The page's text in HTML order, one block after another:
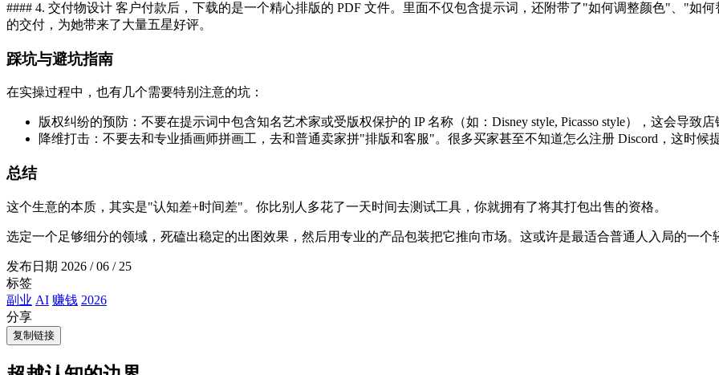
#### 4. 交付物设计 客户付款后，下载的是一个精心排版的 PDF 文件。里面不仅包含提示词，还附带了"如何调整颜色"、"如
的交付，为她带来了大量五星好评。
踩坑与避坑指南
在实操过程中，也有几个需要特别注意的坑：
版权纠纷的预防：不要在提示词中包含知名艺术家或受版权保护的 IP 名称（如：Disney style, Picasso style），这会导致店
降维打击：不要去和专业插画师拼画工，去和普通卖家拼"排版和客服"。很多买家甚至不知道怎么注册 Discord，这时候
总结
这个生意的本质，其实是"认知差+时间差"。你比别人多花了一天时间去测试工具，你就拥有了将其打包出售的资格。
选定一个足够细分的领域，死磕出稳定的出图效果，然后用专业的产品包装把它推向市场。这或许是最适合普通人入局的一个
发布日期 2026 / 06 / 25
标签
副业 AI 赚钱 2026
分享
复制链接